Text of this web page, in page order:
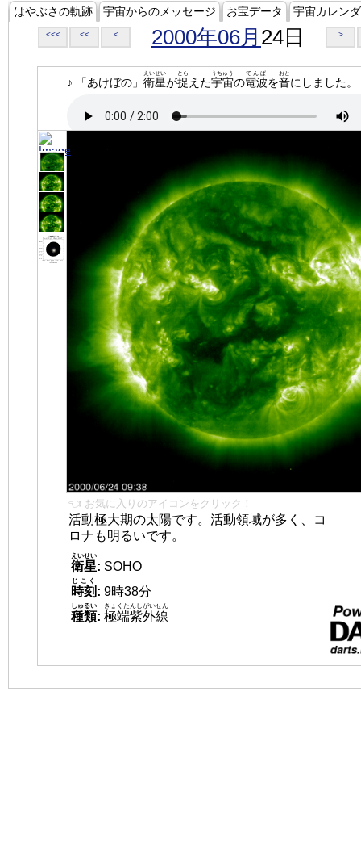
はやぶさの軌跡 宇宙からのメッセージ お宝データ 宇宙カレン
<<< << < 2000年06月 24日 >
♪ 「あけぼの」 衛星
えいせい
が捉
とら
えた宇宙
うちゅう
の電波
でんぱ
を音
おと
にしました。
👈 お気に入りのアイコンをクリック！
活動極大期の太陽です。活動領域が多く、コ
ロナも明るいです。
衛星
えいせい
: SOHO
時刻
じこく
: 9時38分
種類
しゅるい
: 極端紫外線
きょくたんしがいせん